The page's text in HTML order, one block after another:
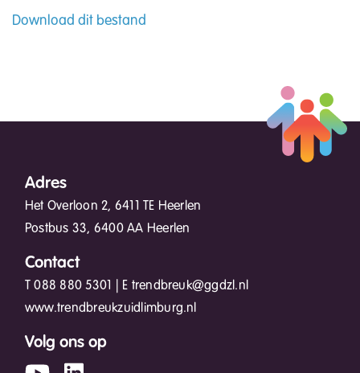
Download dit bestand
Adres
Het Overloon 2, 6411 TE Heerlen
Postbus 33, 6400 AA Heerlen
Contact
T088 880 5301 | E trendbreuk@ggdzl.nl
www.trendbreukzuidlimburg.nl
Volg ons op